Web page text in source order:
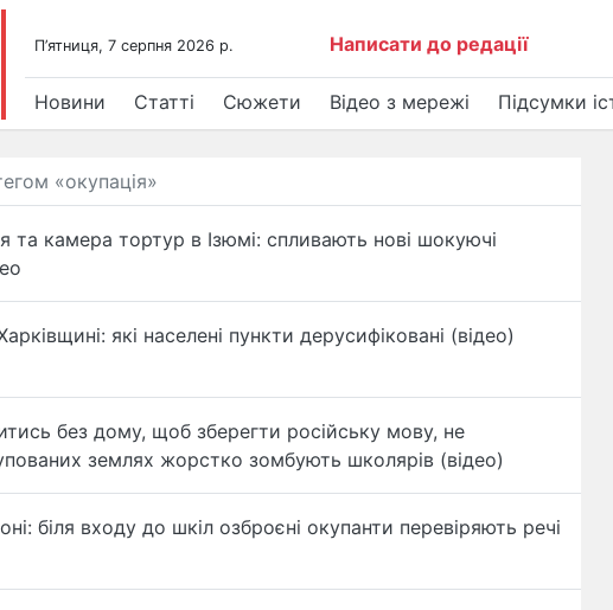
П’ятниця, 7 серпня 2026 р. Написати до редації
Новини Статті Сюжети Відео з мережі Підсумки
«окупація»
та камера тортур в Ізюмі: спливають нові шокуючі
які населені пункти дерусифіковані (відео)
без дому, щоб зберегти російську мову, не
землях жорстко зомбують школярів (відео)
біля входу до шкіл озброєні окупанти перевіряють речі